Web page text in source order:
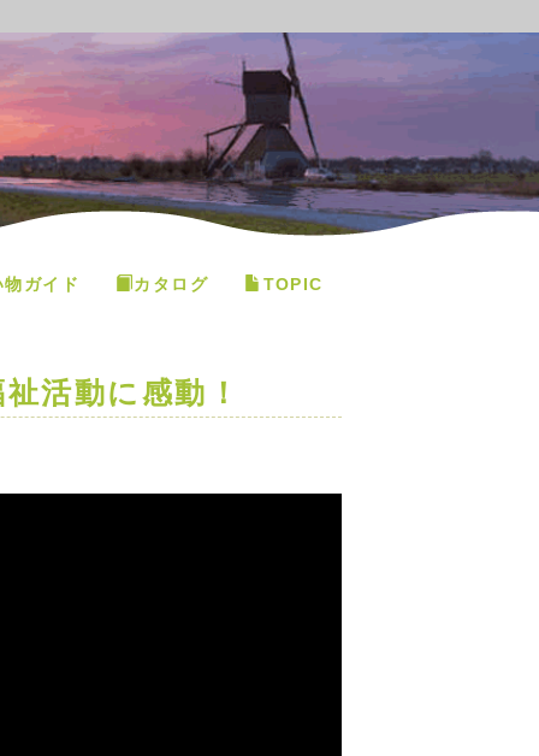
物ガイド カタログ TOPIC
活動に感動！